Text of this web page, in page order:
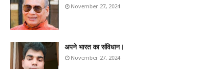
November 27, 2024
अपने भारत का संविधान।
November 27, 2024